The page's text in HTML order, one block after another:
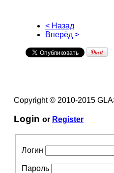
< Назад
Вперёд >
Copyright © 2010-2015
Login or Register
Логин
Пароль